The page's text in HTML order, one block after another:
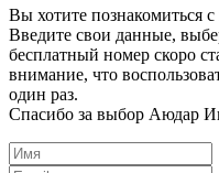
Вы хотите познакомиться
Введите свои данные,
бесплатный номер скоро
внимание, что
один раз.
Спасибо за выбор Аюдар